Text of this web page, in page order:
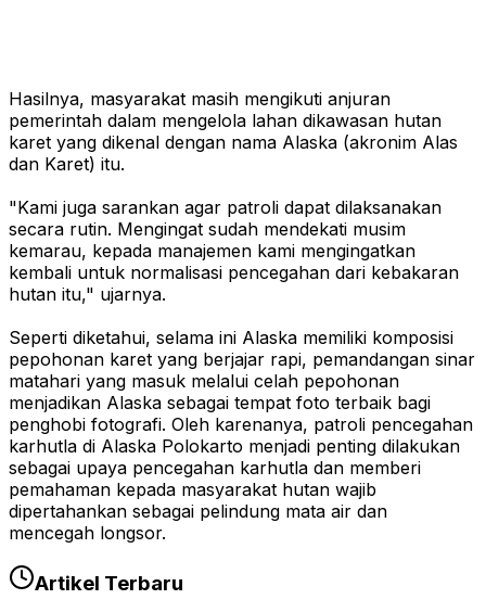
Hasilnya, masyarakat masih mengikuti anjuran
pemerintah dalam mengelola lahan dikawasan hutan
karet yang dikenal dengan nama Alaska (akronim Alas
dan Karet) itu.
"Kami juga sarankan agar patroli dapat dilaksanakan
secara rutin. Mengingat sudah mendekati musim
kemarau, kepada manajemen kami mengingatkan
kembali untuk normalisasi pencegahan dari kebakaran
hutan itu," ujarnya.
Seperti diketahui, selama ini Alaska memiliki komposisi
pepohonan karet yang berjajar rapi, pemandangan sinar
matahari yang masuk melalui celah pepohonan
menjadikan Alaska sebagai tempat foto terbaik bagi
penghobi fotografi. Oleh karenanya, patroli pencegahan
karhutla di Alaska Polokarto menjadi penting dilakukan
sebagai upaya pencegahan karhutla dan memberi
pemahaman kepada masyarakat hutan wajib
dipertahankan sebagai pelindung mata air dan
mencegah longsor.
Artikel Terbaru